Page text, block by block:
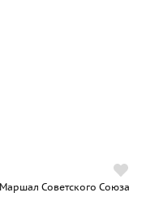
Советского Союза